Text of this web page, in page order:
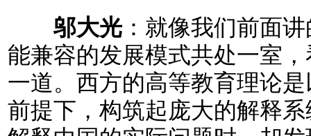
邬大光 ：就像我们前面
能兼容的发展模式共处一室
一道。西方的高等教育理论
前提下，构筑起庞大的解释